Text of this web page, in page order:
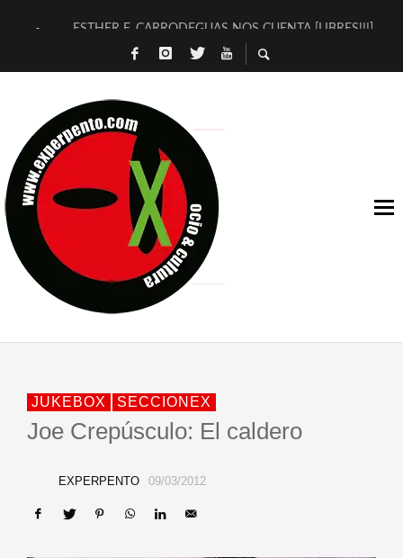
ESTHER F. CARRODEGUAS NOS CUENTA [LIBRES!!!]
[TERRA DE GUAPES] DE SANDRA MONFORT
TIMBRE 4, LA ESCUELA DEL DIRECTOR TEATRAL CLAUDIO
30 AÑOS (NO ES NADA) DE LA KATARSIS DEL TOMATAZO
MILITARES JUDÍAS EN #EXVITA
D’BALDOMEROS REINVENTAN [BITÁCORA 3.0] EN EXVITA
MARSHALL FLASH PRESENTA EN EXVITA [RELATIVA
JOFRE BARDAGÍ EN EXVITA INTERPRETANDO A SERRAT
JUKEBOX SECCIONEX
Joe Crepúsculo: El caldero
EXPERPENTO 09/03/2012